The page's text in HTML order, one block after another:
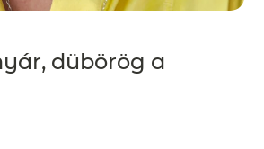
dübörög a